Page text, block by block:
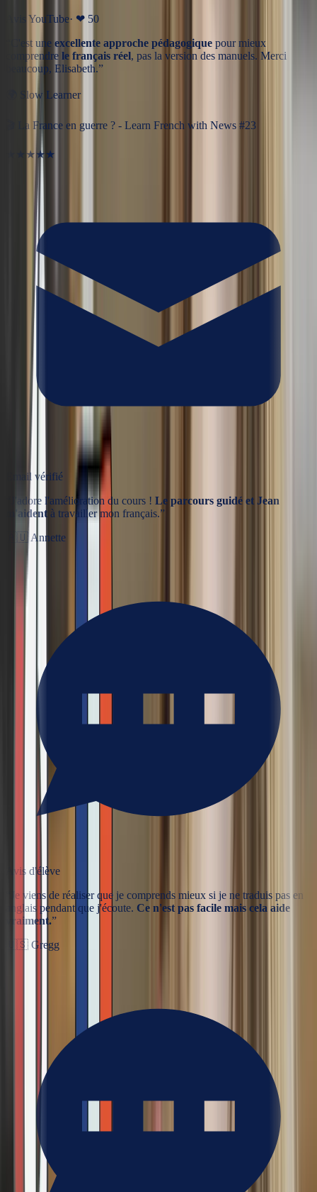
Avis YouTube· ❤ 50
C'est une excellente approche pédagogique pour mieux
comprendre le français réel, pas la version des manuels. Merci
beaucoup, Elisabeth.”
Slow Learner
La France en guerre ? - Learn French with News #23
★★★★★
Email vérifié
J'adore l'amélioration du cours ! Le parcours guidé et Jean
m'aident à travailler mon français.”
🇦🇺 Annette
Avis d'élève
Je viens de réaliser que je comprends mieux si je ne traduis pas en
anglais pendant que j'écoute. Ce n'est pas facile mais cela aide
vraiment.”
🇺🇸 Gregg